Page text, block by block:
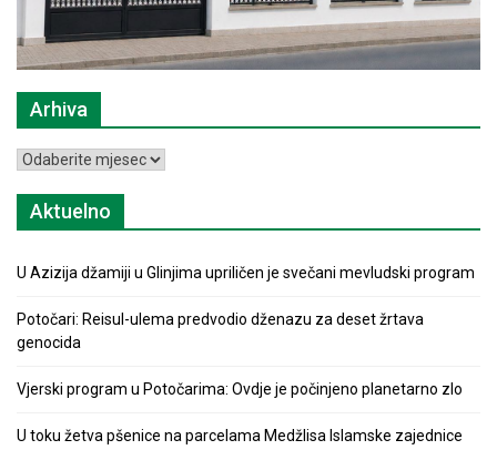
Arhiva
Arhiva
Aktuelno
U Azizija džamiji u Glinjima upriličen je svečani mevludski program
Potočari: Reisul-ulema predvodio dženazu za deset žrtava
genocida
Vjerski program u Potočarima: Ovdje je počinjeno planetarno zlo
U toku žetva pšenice na parcelama Medžlisa Islamske zajednice